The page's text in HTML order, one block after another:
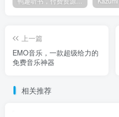
上一篇
EMO音乐，一款超级给力的
免费音乐神器
相关推荐